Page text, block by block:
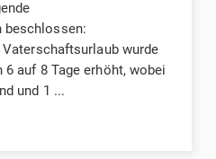
beschlossen:
wurde
6 auf 8 Tage erhöht, wobei
und 1 ...